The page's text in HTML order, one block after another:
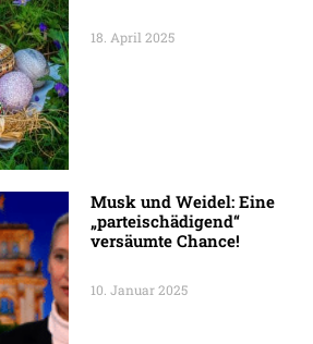
18. April 2025
Musk und Weidel: Eine
„parteischädigend“
versäumte Chance!
10. Januar 2025